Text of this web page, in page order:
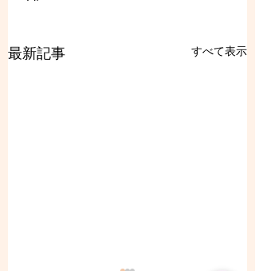
最新記事 すべて表示